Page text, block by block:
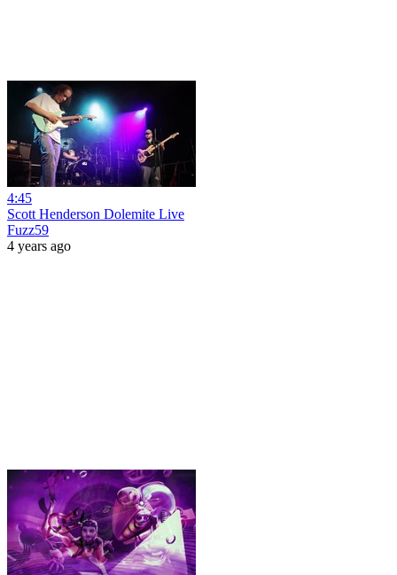
4:45
Scott Henderson Dolemite Live
Fuzz59
4 years ago